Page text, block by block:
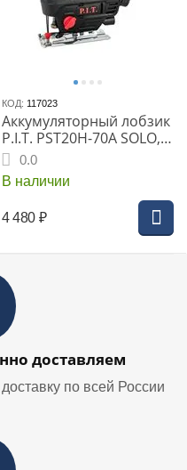
КОД: 117023
Аккумуляторный лобзик
P.I.T. PST20H-70A SOLO,
коробка
0.0
В наличии
4 480 ₽
доставляем
по всей России